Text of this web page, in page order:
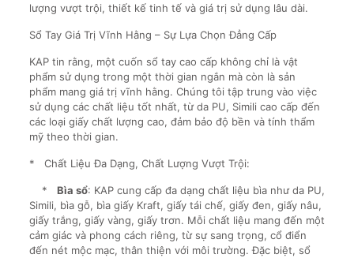
lượng vượt trội, thiết kế tinh tế và giá trị sử dụng lâu dài.
Sổ Tay Giá Trị Vĩnh Hằng – Sự Lựa Chọn Đẳng Cấp
KAP tin rằng, một cuốn sổ tay cao cấp không chỉ là vật
phẩm sử dụng trong một thời gian ngắn mà còn là sản
phẩm mang giá trị vĩnh hằng. Chúng tôi tập trung vào việc
sử dụng các chất liệu tốt nhất, từ da PU, Simili cao cấp đến
các loại giấy chất lượng cao, đảm bảo độ bền và tính thẩm
mỹ theo thời gian.
* Chất Liệu Đa Dạng, Chất Lượng Vượt Trội:
* Bìa sổ: KAP cung cấp đa dạng chất liệu bìa như da PU,
Simili, bìa gỗ, bìa giấy Kraft, giấy tái chế, giấy đen, giấy nâu,
giấy trắng, giấy vàng, giấy trơn. Mỗi chất liệu mang đến một
cảm giác và phong cách riêng, từ sự sang trọng, cổ điển
đến nét mộc mạc, thân thiện với môi trường. Đặc biệt, sổ